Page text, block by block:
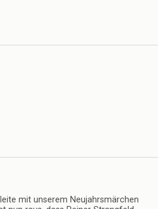
mit unserem Neujahrsmärchen